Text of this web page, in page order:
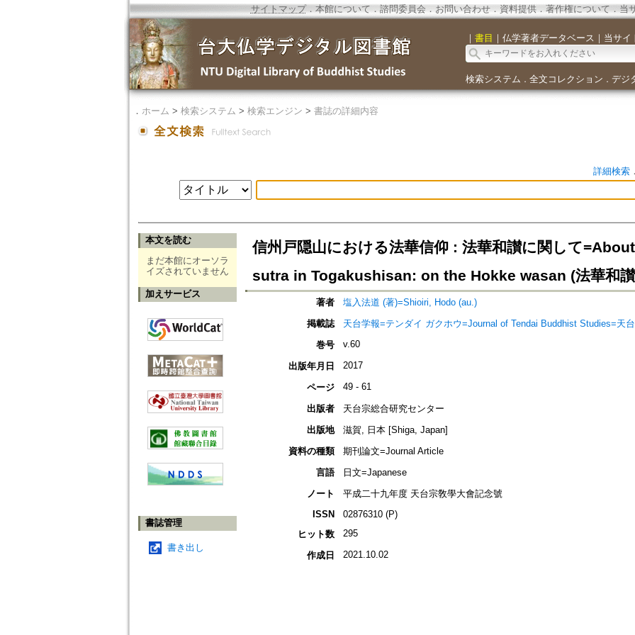
サイトマップ．本館について ． 諮問委員会． お問い合わせ． 資料提供． 著作権について．当
｜ 書目 ｜ 仏学著者データベース ｜ 当サイ
検索システム ． 全文コレクション ． デジ
． ホーム > 検索システム > 検索エンジン > 書誌の詳細内容
詳細検索
本文を読む
まだ本館にオーソラ
イズされていません
加えサービス
書誌管理
書き出し
信州戸隠山における法華信仰 : 法華和讃に関して
sutra in Togakushisan: on the Hokke wasan (法華和
著者
塩入法道 (著)=Shioiri, Hodo (au.)
掲載誌
天台学報=テンダイ ガクホウ=Journal of Tendai Buddhist Studies=天
巻号
v.60
出版年月日 2017
ページ 49 - 61
出版者
天台宗総合研究センター
出版地
滋賀, 日本 [Shiga, Japan]
資料の種類
期刊論文=Journal Article
言語
日文=Japanese
ノート
平成二十九年度 天台宗敎學大會記念號
ISSN
02876310 (P)
ヒット数
295
作成日 2021.10.02